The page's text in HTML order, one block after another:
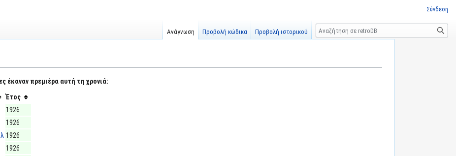
έκαναν πρεμιέρα αυτή τη χρονιά:
Έτος
1926
1926
1926
1926
Σύνδεση
Ανάγνωση Προβολή κώδικα Προβολή ιστορικού
Αναζήτηση